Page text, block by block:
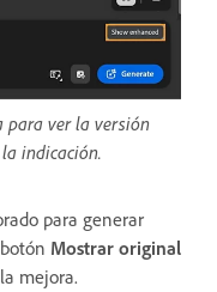
para ver la versión
indicación.
para generar
Mostrar original
mejora.